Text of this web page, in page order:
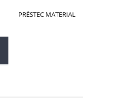
PRÉSTEC MATERIAL